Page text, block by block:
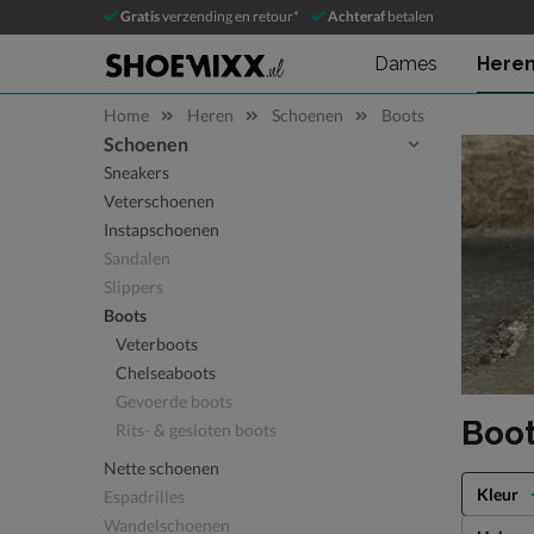
Gratisverzending en retour* Achteraf betalen
Dames Heren
Home Heren Schoenen Boots
Sla categorieën over
Schoenen
Sneakers
Veterschoenen
Instapschoenen
Sandalen
Slippers
Boots
Veterboots
Chelseaboots
Gevoerde boots
Rits- & gesloten boots
Nette schoenen
Espadrilles
Wandelschoenen
Kleur